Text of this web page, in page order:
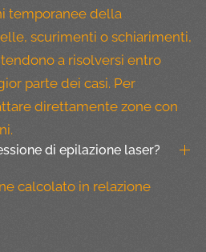
temporanee della
scurimenti o schiarimenti,
a risolversi entro
parte dei casi. Per
direttamente zone con
di epilazione laser?
calcolato in relazione